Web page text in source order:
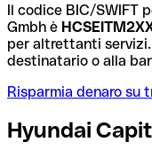
Il codice BIC/SWIFT
Gmbh è
per altrettanti
destinatario o alla
Risparmia denaro su
Hyundai